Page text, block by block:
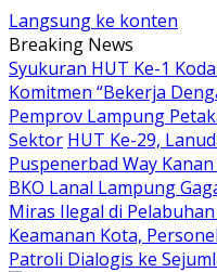
Langsung ke konten
Breaking News
Syukuran HUT Ke-1
Komitmen “Bekerja
Pemprov Lampung
Sektor HUT Ke-29,
Puspenerbad Way
BKO Lanal Lampung
Miras Ilegal di
Keamanan Kota,
Patroli Dialogis ke